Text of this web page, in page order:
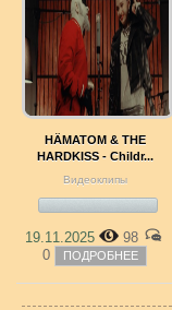
HÄMATOM & THE
HARDKISS - Childr...
Видеоклипы
19.11.2025
98
0
ПОДРОБНЕЕ